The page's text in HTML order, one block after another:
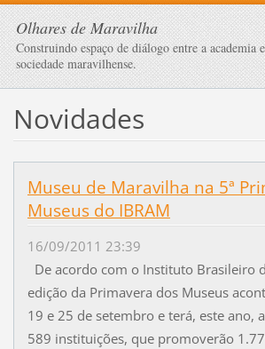
Olhares de Maravilha
Construindo espaço de diálogo entre a academia
sociedade maravilhense.
Novidades
Museu de Maravilha na 5ª
Museus do IBRAM
16/09/2011 23:39
De acordo com o Instituto Brasileiro
edição da Primavera dos Museus
19 e 25 de setembro e terá, este ano,
589 instituições, que promoverão